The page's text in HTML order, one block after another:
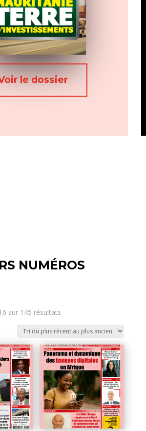
le dossier
NUMÉROS
sur 145 résultats